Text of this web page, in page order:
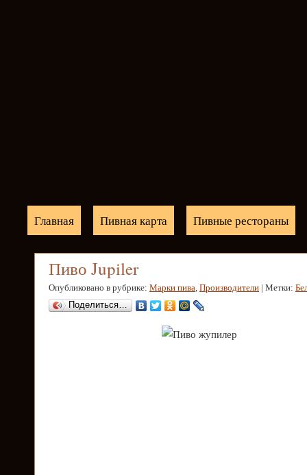
Главная Пивная карта Пивные рестораны
Пиво Jupiler
Опубликовано в рубрике: Марки пива, Производители | Метки:
Поделиться…